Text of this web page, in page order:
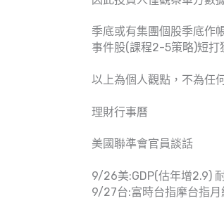
季底或有集團個股季底作
事件股(課程2-5策略)短打
以上為個人觀點，不為任
理財行事曆
美國聯準會官員談話
9/26美:GDP(估年增2.9)
9/27台:富時台指摩台指月